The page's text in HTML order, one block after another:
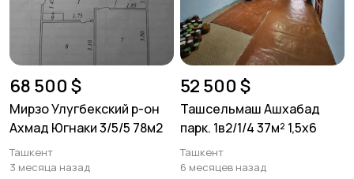
68 500 $
Мирзо Улугбекский р-он
Ахмад Югнаки 3/5/5 78м2
Ташкент
3 месяца назад
52 500 $
Ташсельмаш Ашхабад
парк. 1в2/1/4 37м² 1,5х6
Ташкент
6 месяцев назад